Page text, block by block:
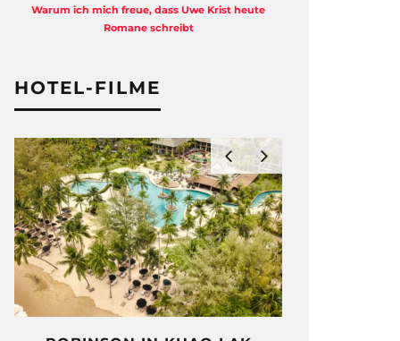
Warum ich mich freue, dass Uwe Krist heute
Romane schreibt
HOTEL-FILME